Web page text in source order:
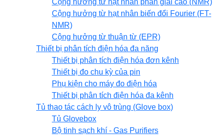
Cộng hưởng từ hạt nhân phân giải cao (NMR)
Cộng hưởng từ hạt nhân biến đổi Fourier (FT-
NMR)
Cộng hưởng từ thuận từ (EPR)
Thiết bị phân tích điện hóa đa năng
Thiết bị phân tích điện hóa đơn kênh
Thiết bị đo chu kỳ của pin
Phụ kiện cho máy đo điện hóa
Thiết bị phân tích điện hóa đa kênh
Tủ thao tác cách ly vô trùng (Glove box)
Tủ Glovebox
Bộ tinh sạch khí - Gas Purifiers